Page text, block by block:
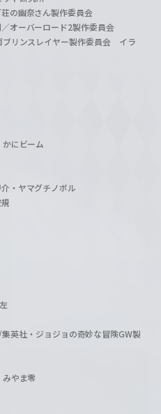
の幽奈さん製作委員会
オーバーロード2製作委員会
リンスレイヤー製作委員会 イラ
にビーム
・ヤマグチノボル
英社・ジョジョの奇妙な冒険GW製
やま零